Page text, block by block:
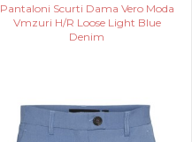
Pantaloni Scurti Dama Vero Moda
Vmzuri H/R Loose Light Blue
Denim